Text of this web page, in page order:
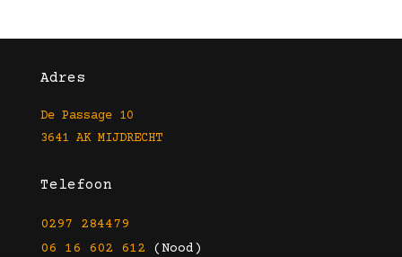
Adres
De Passage 10
3641 AK MIJDRECHT
Telefoon
0297 284479
06 16 602 612 (Nood)